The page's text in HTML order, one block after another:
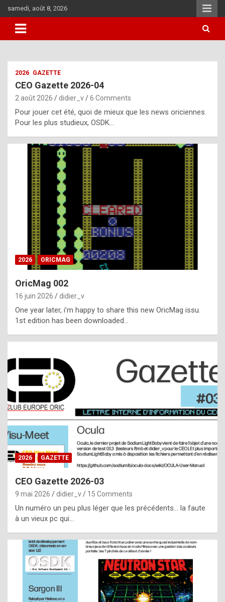
to
content
samedi, août 8, 2026
i
u
l
y
d
i
ff
i
l
t
t
s
t
a
s
i
e
f
o
m
m
a
2026 GAZETTE
CEO Gazette 2026-04
2 août 2026 didier_v 6 Comments
Pour jouer cet été, quoi de mieux que les news oriciennes.
Pour les plus studieux, OSDK…
2026 ORICMAG
OricMag 002
16 juin 2026 didier_v
One year later, i’m happy to share this new OricMag issu.
1st edition has been downloaded…
2026 GAZETTE
CEO Gazette 2026-03
9 mai 2026 didier_v 15 Comments
Un numéro un peu plus léger que les précédents… la faute
à un vieux pc qui…